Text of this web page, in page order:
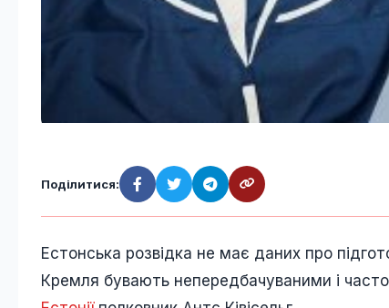
Поділитися:
Естонська розвідка не має даних про
Кремля бувають непередбачуваними і